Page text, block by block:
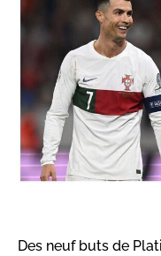
Des neuf buts de